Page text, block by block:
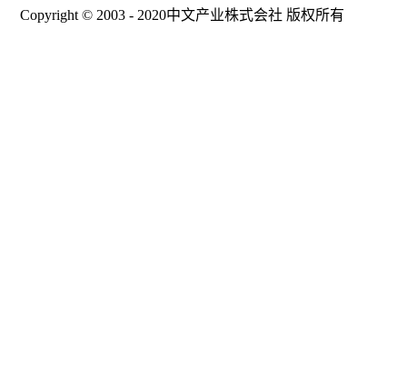
Copyright © 2003 - 2020中文产业株式会社 版权所有